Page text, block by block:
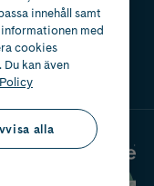
2024
innehåll samt
med
cookies
kan även
alla